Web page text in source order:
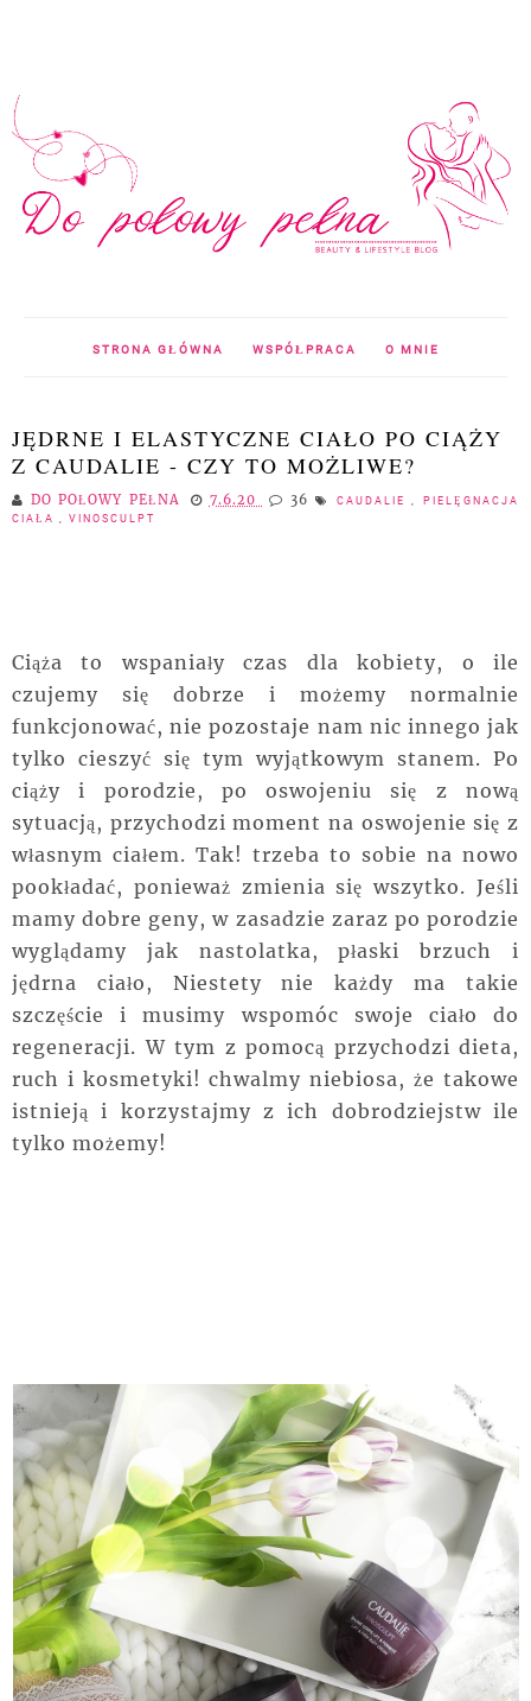
STRONA GŁÓWNA WSPÓŁPRACA O MNIE
JĘDRNE I ELASTYCZNE CIAŁO PO CIĄŻY
Z CAUDALIE - CZY TO MOŻLIWE?
DO POŁOWY PEŁNA 7.6.20 36 CAUDALIE
PIELĘGNACJA
CIAŁA
VINOSCULPT
Ciąża to wspaniały czas dla kobiety, o ile
czujemy się dobrze i możemy normalnie
funkcjonować, nie pozostaje nam nic innego jak
tylko cieszyć się tym wyjątkowym stanem. Po
ciąży i porodzie, po oswojeniu się z nową
sytuacją, przychodzi moment na oswojenie się z
własnym ciałem. Tak! trzeba to sobie na nowo
pookładać, ponieważ zmienia się wszytko. Jeśli
mamy dobre geny, w zasadzie zaraz po porodzie
wyglądamy jak nastolatka, płaski brzuch i
jędrna ciało, Niestety nie każdy ma takie
szczęście i musimy wspomóc swoje ciało do
regeneracji. W tym z pomocą przychodzi dieta,
ruch i kosmetyki! chwalmy niebiosa, że takowe
istnieją i korzystajmy z ich dobrodziejstw ile
tylko możemy!